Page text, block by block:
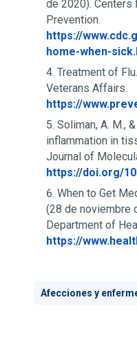
de 2020). Centers
Prevention.
https://
home-when-
Treatment of
Veterans Affairs.
https://
Soliman, A. M.,
inflammation in
Journal of
https://doi.org/
When to Get
(28 de noviembre
Department of
https://
Afecciones y